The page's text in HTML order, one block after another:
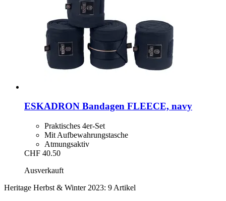
ESKADRON Bandagen FLEECE, navy
Praktisches 4er-Set
Mit Aufbewahrungstasche
Atmungsaktiv
CHF 40.50
Ausverkauft
Heritage Herbst & Winter 2023: 9 Artikel